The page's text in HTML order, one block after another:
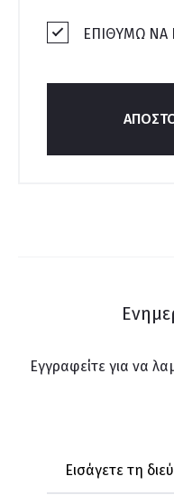
ΕΠΙΘΥΜΩ ΝΑ
Εγγραφείτε για να